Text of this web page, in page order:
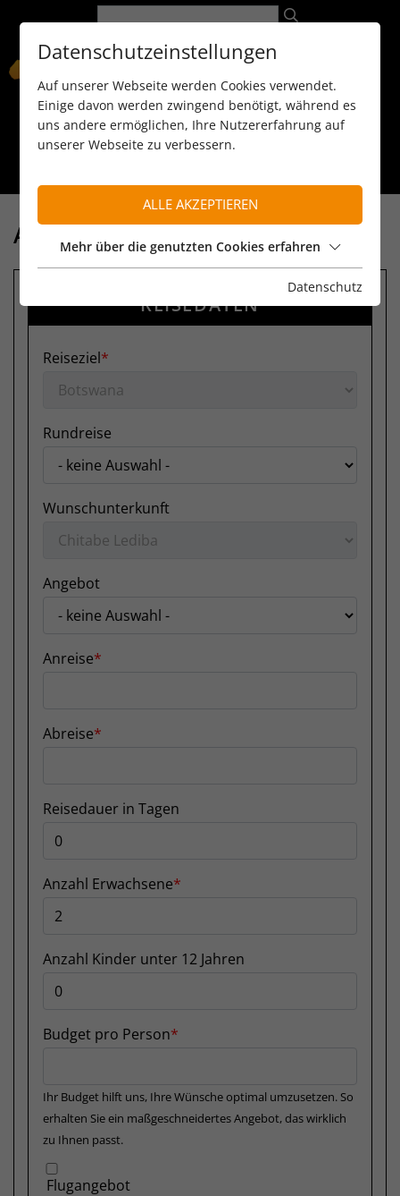
089 / 8 11 90 15
ANFRAGE
REISEDATEN
Reiseziel
Rundreise
Wunschunterkunft
Angebot
Anreise
Abreise
Reisedauer in Tagen
Anzahl Erwachsene
Anzahl Kinder unter 12 Jahren
Budget pro Person
Ihr Budget hilft uns, Ihre Wünsche optimal umzusetzen. So
erhalten Sie ein maßgeschneidertes Angebot, das wirklich
zu Ihnen passt.
Flugangebot
Datenschutzeinstellungen
Auf unserer Webseite werden Cookies verwendet.
Einige davon werden zwingend benötigt, während es
uns andere ermöglichen, Ihre Nutzererfahrung auf
unserer Webseite zu verbessern.
ALLE AKZEPTIEREN
Mehr über die genutzten Cookies erfahren
Datenschutz